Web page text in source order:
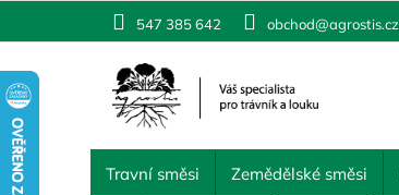
547 385 642 obchod@agrostis.cz
Travní směsi Zemědělské směsi